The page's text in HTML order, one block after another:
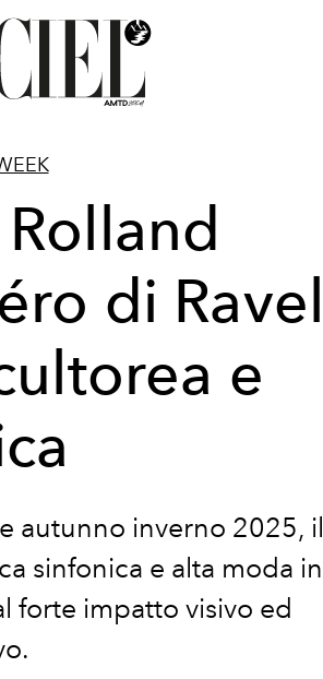
di Ravel
e
autunno inverno 2025, il
sinfonica e alta moda in
forte impatto visivo ed